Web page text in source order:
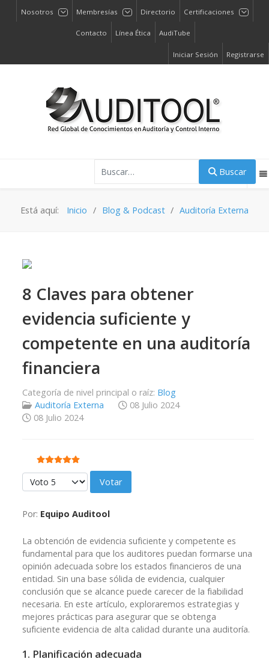
Nosotros Membresías Directorio Certificaciones
Contacto Línea Ética AudiTube
Iniciar Sesión Registrarse
Buscar
Está aquí: Inicio Blog & Podcast Auditoría Externa
8 Claves para obtener
evidencia suficiente y
competente en una auditoría
financiera
Categoría de nivel principal o raíz: Blog
Auditoría Externa
08 Julio 2024
08 Julio 2024
Ratio:5/5
Por favor, vote
Por: Equipo Auditool
La obtención de evidencia suficiente y competente es
fundamental para que los auditores puedan formarse una
opinión adecuada sobre los estados financieros de una
entidad. Sin una base sólida de evidencia, cualquier
conclusión que se alcance puede carecer de la fiabilidad
necesaria. En este artículo, exploraremos estrategias y
mejores prácticas para asegurar que se obtenga
suficiente evidencia de alta calidad durante una auditoría.
1. Planificación adecuada